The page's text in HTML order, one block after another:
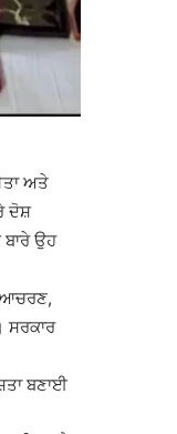
ਅਤੇ
ਦੋਸ਼
ਉਹ
ਆਚਰਣ,
ਸਰਕਾਰ
ਬਣਾਈ